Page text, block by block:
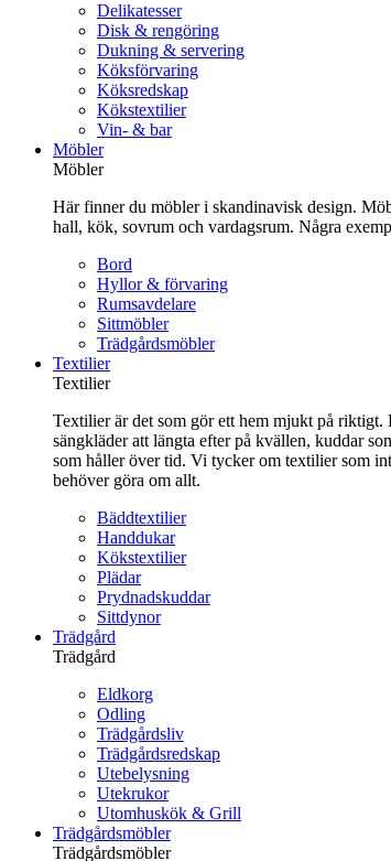
Delikatesser
Disk & rengöring
Dukning & servering
Köksförvaring
Köksredskap
Kökstextilier
Vin- & bar
Möbler
Möbler
Här finner du möbler i skandinavisk design.
hall, kök, sovrum och vardagsrum. Några
Bord
Hyllor & förvaring
Rumsavdelare
Sittmöbler
Trädgårdsmöbler
Textilier
Textilier
Textilier är det som gör ett hem mjukt på riktigt.
sängkläder att längta efter på kvällen, kuddar
som håller över tid. Vi tycker om textilier som
behöver göra om allt.
Bäddtextilier
Handdukar
Kökstextilier
Plädar
Prydnadskuddar
Sittdynor
Trädgård
Trädgård
Eldkorg
Odling
Trädgårdsliv
Trädgårdsredskap
Utebelysning
Utekrukor
Utomhuskök & Grill
Trädgårdsmöbler
Trädgårdsmöbler